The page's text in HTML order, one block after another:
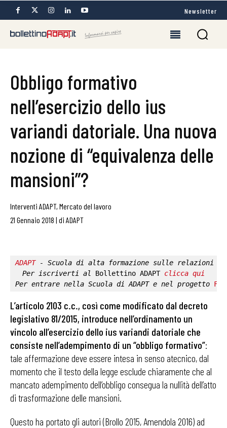
Newsletter
Obbligo formativo
nell’esercizio dello ius
variandi datoriale. Una nuova
nozione di “equivalenza delle
mansioni”?
Interventi ADAPT, Mercato del lavoro
21 Gennaio 2018 | di ADAPT
ADAPT - Scuola di alta formazione sulle relazioni
Per iscriverti al Bollettino ADAPT clicca qui
Per entrare nella Scuola di ADAPT e nel progetto
L’articolo 2103 c.c., così come modificato dal decreto
legislativo 81/2015, introduce nell’ordinamento un
vincolo all’esercizio dello ius variandi datoriale che
consiste nell’adempimento di un “obbligo formativo”:
tale affermazione deve essere intesa in senso atecnico, dal
momento che il testo della legge esclude chiaramente che al
mancato adempimento dell’obbligo consegua la nullità dell’atto
di trasformazione delle mansioni.
Questo ha portato gli autori (Brollo 2015, Amendola 2016) ad